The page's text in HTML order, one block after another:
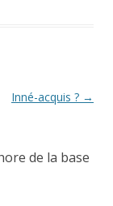
Inné-acquis ? →
de la base